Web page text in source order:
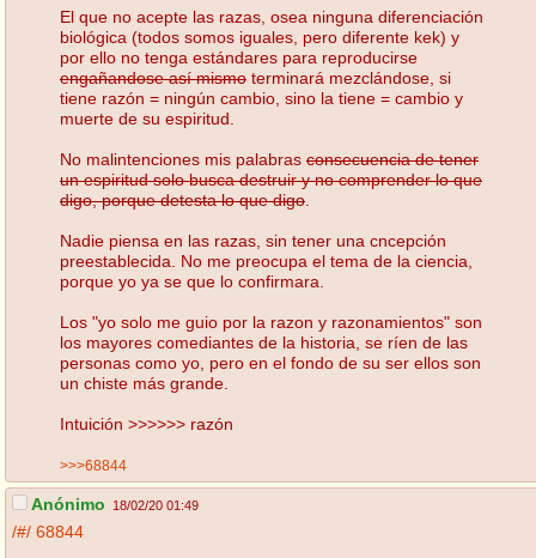
El que no acepte las razas, osea ninguna diferenciación
biológica (todos somos iguales, pero diferente kek) y
por ello no tenga estándares para reproducirse
engañandose así mismo terminará mezclándose, si
tiene razón = ningún cambio, sino la tiene = cambio y
muerte de su espiritud.
No malintenciones mis palabras consecuencia de tener
un espiritud solo busca destruir y no comprender lo que
digo, porque detesta lo que digo
Nadie piensa en las razas, sin tener una cncepción
preestablecida. No me preocupa el tema de la ciencia,
porque yo ya se que lo confirmara.
Los "yo solo me guio por la razon y razonamientos" son
los mayores comediantes de la historia, se ríen de las
personas como yo, pero en el fondo de su ser ellos son
un chiste más grande.
Intuición >>>>>> razón
>>>68844
Anónimo 18/02/20 01:49
/#/ 68844